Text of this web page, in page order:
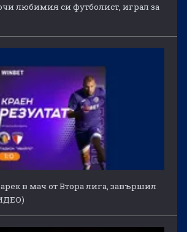
любимия си футболист, играл за
в мач от Втора лига, завършил